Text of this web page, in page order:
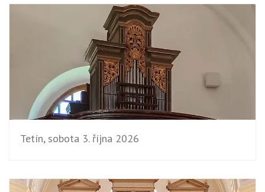
Tetín, sobota 3. října 2026